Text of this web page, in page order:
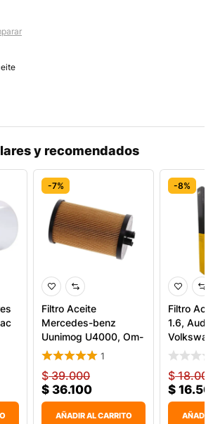
y recomendados
-7%
Filtro Aceite
Mercedes-benz
Uunimog U4000, Om-
924 92040E 1
$39.000
$ 36.100
AÑADIR AL CARRITO
-8%
Filtro
1.6, Audi
$
$
AÑADIR